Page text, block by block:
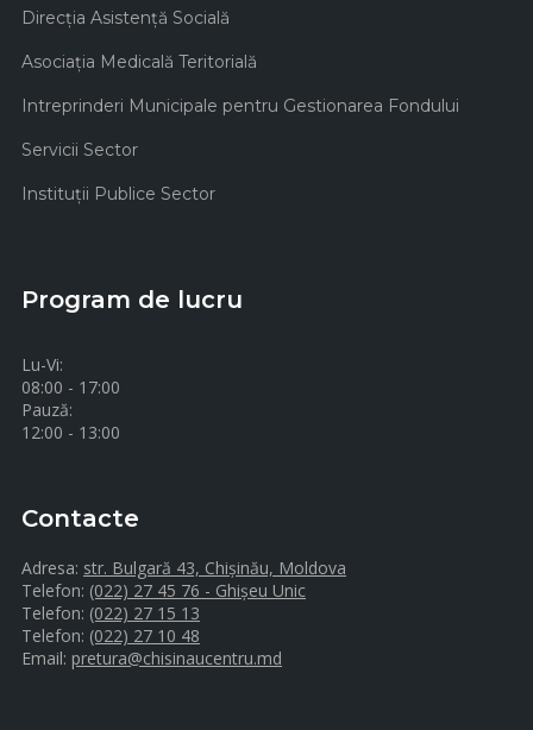
Direcţia Asistenţă Socială
Asociaţia Medicală Teritorială
Intreprinderi Municipale pentru Gestionarea Fondului
Servicii Sector
Instituţii Publice Sector
Program de lucru
Lu-Vi:
08:00 - 17:00
Pauză:
12:00 - 13:00
Contacte
Adresa: str. Bulgară 43, Chișinău, Moldova
Telefon: (022) 27 45 76 - Ghișeu Unic
Telefon: (022) 27 15 13
Telefon: (022) 27 10 48
Email: pretura@chisinaucentru.md